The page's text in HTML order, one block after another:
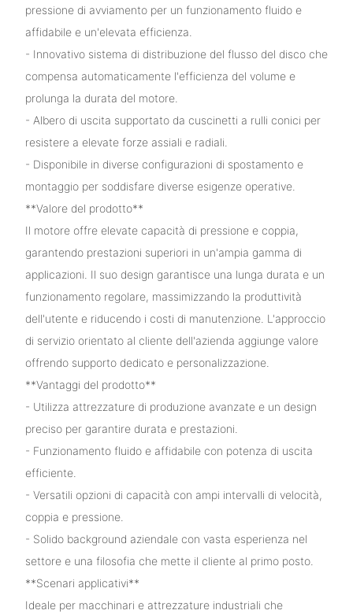
pressione di avviamento per un funzionamento fluido e
affidabile e un'elevata efficienza.
- Innovativo sistema di distribuzione del flusso del disco che
compensa automaticamente l'efficienza del volume e
prolunga la durata del motore.
- Albero di uscita supportato da cuscinetti a rulli conici per
resistere a elevate forze assiali e radiali.
- Disponibile in diverse configurazioni di spostamento e
montaggio per soddisfare diverse esigenze operative.
**Valore del prodotto**
Il motore offre elevate capacità di pressione e coppia,
garantendo prestazioni superiori in un'ampia gamma di
applicazioni. Il suo design garantisce una lunga durata e un
funzionamento regolare, massimizzando la produttività
dell'utente e riducendo i costi di manutenzione. L'approccio
di servizio orientato al cliente dell'azienda aggiunge valore
offrendo supporto dedicato e personalizzazione.
**Vantaggi del prodotto**
- Utilizza attrezzature di produzione avanzate e un design
preciso per garantire durata e prestazioni.
- Funzionamento fluido e affidabile con potenza di uscita
efficiente.
- Versatili opzioni di capacità con ampi intervalli di velocità,
coppia e pressione.
- Solido background aziendale con vasta esperienza nel
settore e una filosofia che mette il cliente al primo posto.
**Scenari applicativi**
Ideale per macchinari e attrezzature industriali che